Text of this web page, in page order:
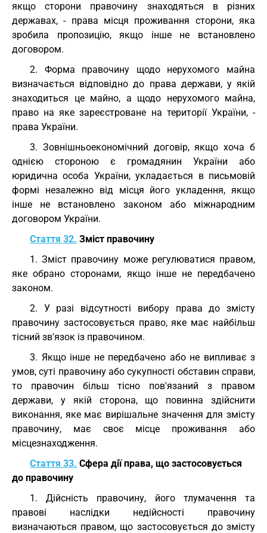
якщо сторони правочину знаходяться в різних
державах, - права місця проживання сторони, яка
зробила пропозицію, якщо інше не встановлено
договором.
2. Форма правочину щодо нерухомого майна
визначається відповідно до права держави, у якій
знаходиться це майно, а щодо нерухомого майна,
право на яке зареєстроване на території України, -
права України.
3. Зовнішньоекономічний договір, якщо хоча б
однією стороною є громадянин України або
юридична особа України, укладається в письмовій
формі незалежно від місця його укладення, якщо
інше не встановлено законом або міжнародним
договором України.
Стаття 32. Зміст правочину
1. Зміст правочину може регулюватися правом,
яке обрано сторонами, якщо інше не передбачено
законом.
2. У разі відсутності вибору права до змісту
правочину застосовується право, яке має найбільш
тісний зв'язок із правочином.
3. Якщо інше не передбачено або не випливає з
умов, суті правочину або сукупності обставин справи,
то правочин більш тісно пов'язаний з правом
держави, у якій сторона, що повинна здійснити
виконання, яке має вирішальне значення для змісту
правочину, має своє місце проживання або
місцезнаходження.
Стаття 33. Сфера дії права, що застосовується
до правочину
1. Дійсність правочину, його тлумачення та
правові наслідки недійсності правочину
визначаються правом, що застосовується до змісту